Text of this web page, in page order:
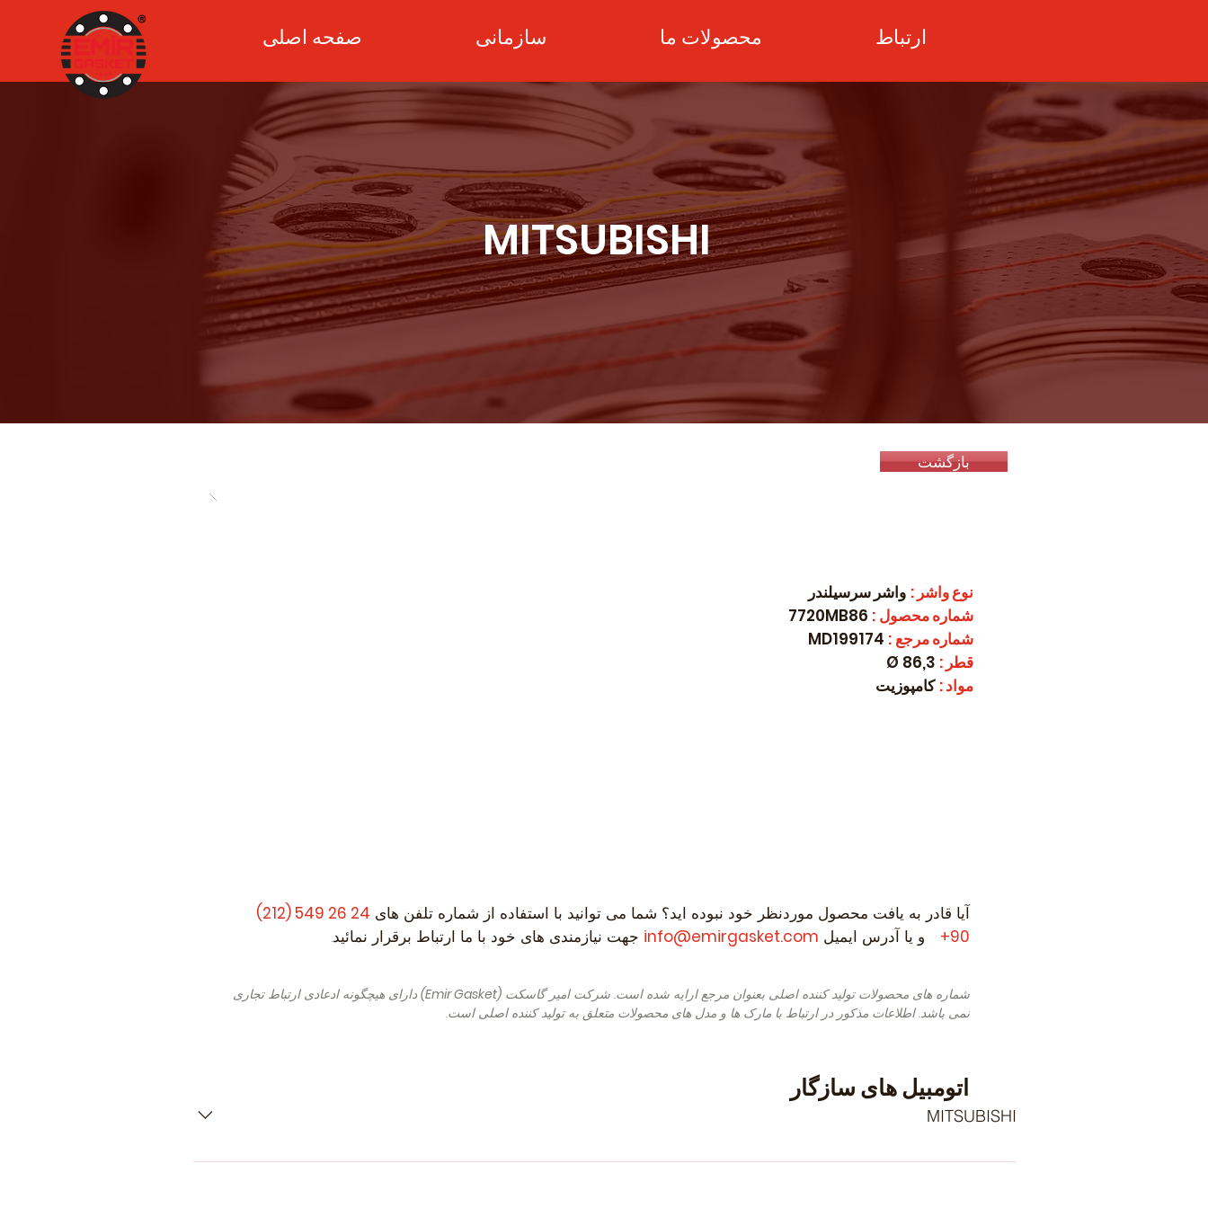
صفحه اصلی سازمانی محصولات ما ارتباط
MITSUBISHI
بازگشت
نوع واشر : واشر سرسیلندر
شماره محصول :
شماره مرجع :
MD199174
قطر :
86,3 Ø
مواد: کامپوزیت
آیا قادر به یافت محصول موردنظر خود نبوده اید؟ شما می توانید با استفاده از شماره تلفن های
24 26 549 (212)
90+
و یا آدرس ایمیل info@emirgasket.com جهت نیازمندی های خود با ما ارتباط برقرار نمائید.
شماره های محصولات تولید کننده اصلی بعنوان مرجع ارایه شده است. شرکت امیر گاسکت (Emir Gasket)
دارای هیچگونه ادعادی ارتباط تجاری
نمی باشد. اطلاعات مذکور در ارتباط با مارک ها و مدل های محصولات متعلق به تولید کننده اصلی است.
MITSUBISHI
- MITSUBISHI Delica / Space Gear MPV (Year of Construction 09.1995 - 10.2002, 113 , Petrol) - MITSUBISHI Galant VII
اتومبیل های سازگار